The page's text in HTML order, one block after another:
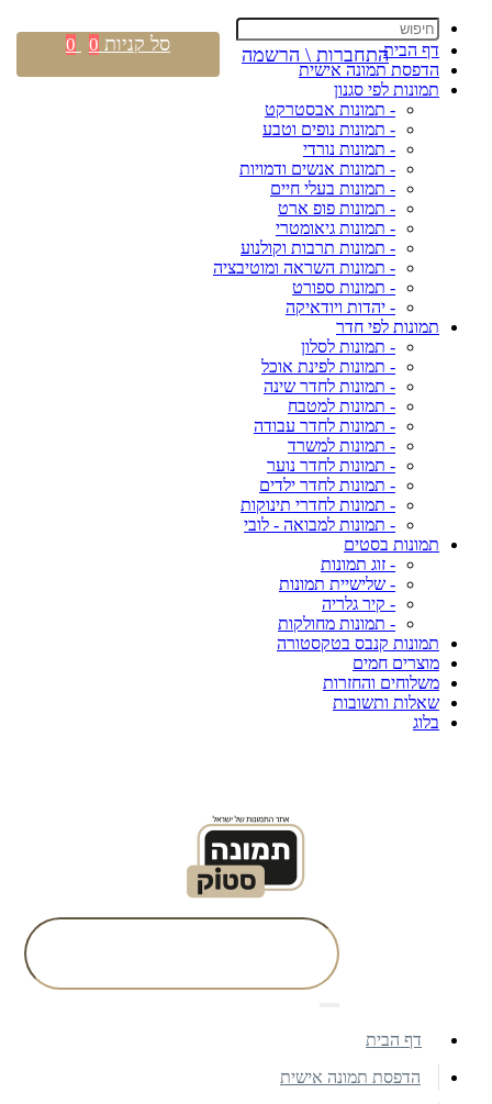
דף הבית
הדפסת תמונה אישית
תמונות לפי סגנון
- תמונות אבסטרקט
- תמונות נופים וטבע
- תמונות נורדי
- תמונות אנשים ודמויות
- תמונות בעלי חיים
- תמונות פופ ארט
- תמונות גיאומטרי
- תמונות תרבות וקולנוע
- תמונות השראה ומוטיבציה
- תמונות ספורט
- יהדות ויודאיקה
תמונות לפי חדר
- תמונות לסלון
- תמונות לפינת אוכל
- תמונות לחדר שינה
- תמונות למטבח
- תמונות לחדר עבודה
- תמונות למשרד
- תמונות לחדר נוער
- תמונות לחדר ילדים
- תמונות לחדרי תינוקות
- תמונות למבואה - לובי
תמונות בסטים
- זוג תמונות
- שלישיית תמונות
- קיר גלריה
- תמונות מחולקות
תמונות קנבס בטקסטורה
מוצרים חמים
משלוחים והחזרות
שאלות ותשובות
בלוג
התחברות \ הרשמה סל קניות 0
0
דף הבית
הדפסת תמונה אישית